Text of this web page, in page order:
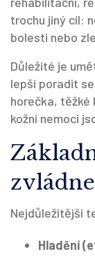
trochu jiný cíl:
bolesti nebo
Důležité je
lepší poradit
horečka, těžké
kožní nemoci
Nejdůležitější
Hladění